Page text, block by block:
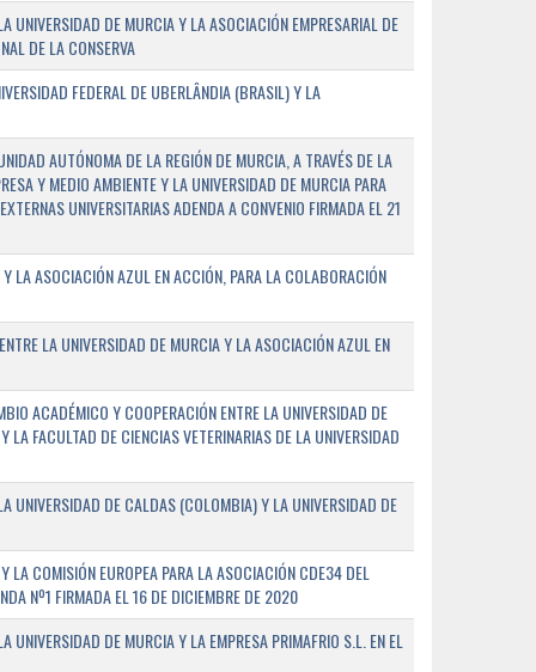
UNIVERSIDAD DE MURCIA Y LA ASOCIACIÓN EMPRESARIAL DE
DE LA CONSERVA
FEDERAL DE UBERLÂNDIA (BRASIL) Y LA
AUTÓNOMA DE LA REGIÓN DE MURCIA, A TRAVÉS DE LA
Y MEDIO AMBIENTE Y LA UNIVERSIDAD DE MURCIA PARA
UNIVERSITARIAS ADENDA A CONVENIO FIRMADA EL 21
LA ASOCIACIÓN AZUL EN ACCIÓN, PARA LA COLABORACIÓN
LA UNIVERSIDAD DE MURCIA Y LA ASOCIACIÓN AZUL EN
ACADÉMICO Y COOPERACIÓN ENTRE LA UNIVERSIDAD DE
LA FACULTAD DE CIENCIAS VETERINARIAS DE LA UNIVERSIDAD
UNIVERSIDAD DE CALDAS (COLOMBIA) Y LA UNIVERSIDAD DE
LA COMISIÓN EUROPEA PARA LA ASOCIACIÓN CDE34 DEL
Nº1 FIRMADA EL 16 DE DICIEMBRE DE 2020
UNIVERSIDAD DE MURCIA Y LA EMPRESA PRIMAFRIO S.L. EN EL